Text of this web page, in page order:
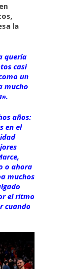
la
quería
casi
un
mucho
años:
en el
o ahora
muchos
el ritmo
cuando